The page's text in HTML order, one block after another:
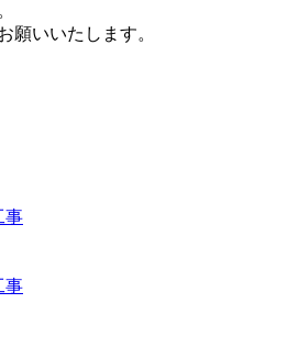
願いいたします。
事
事